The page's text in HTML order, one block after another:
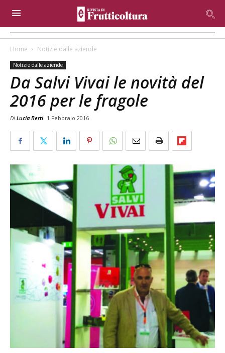
Home Notizie dalle aziende
Notizie dalle aziende
Da Salvi Vivai le novità del
2016 per le fragole
Di Lucia Berti 1 Febbraio 2016